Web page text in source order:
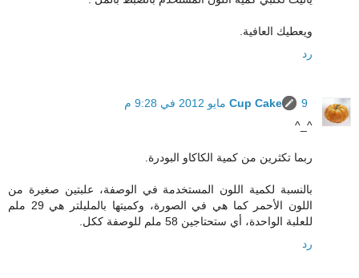
ويعطيك العافية.
رد
Cup Cake
9 مايو 2012 في 9:28 م
^_^
ربما تكثرين من كمية الكاكاو البودرة.
بالنسبة لكمية اللون المستخدمة في الوصفة، علبتين صغيرة من
اللون الأحمر كما هي في الصورة، وكميتها بالمليلتر هي 29 ملم
للعلبة الواحدة، أي ستحتاجين 58 ملم للوصفة ككل.
رد